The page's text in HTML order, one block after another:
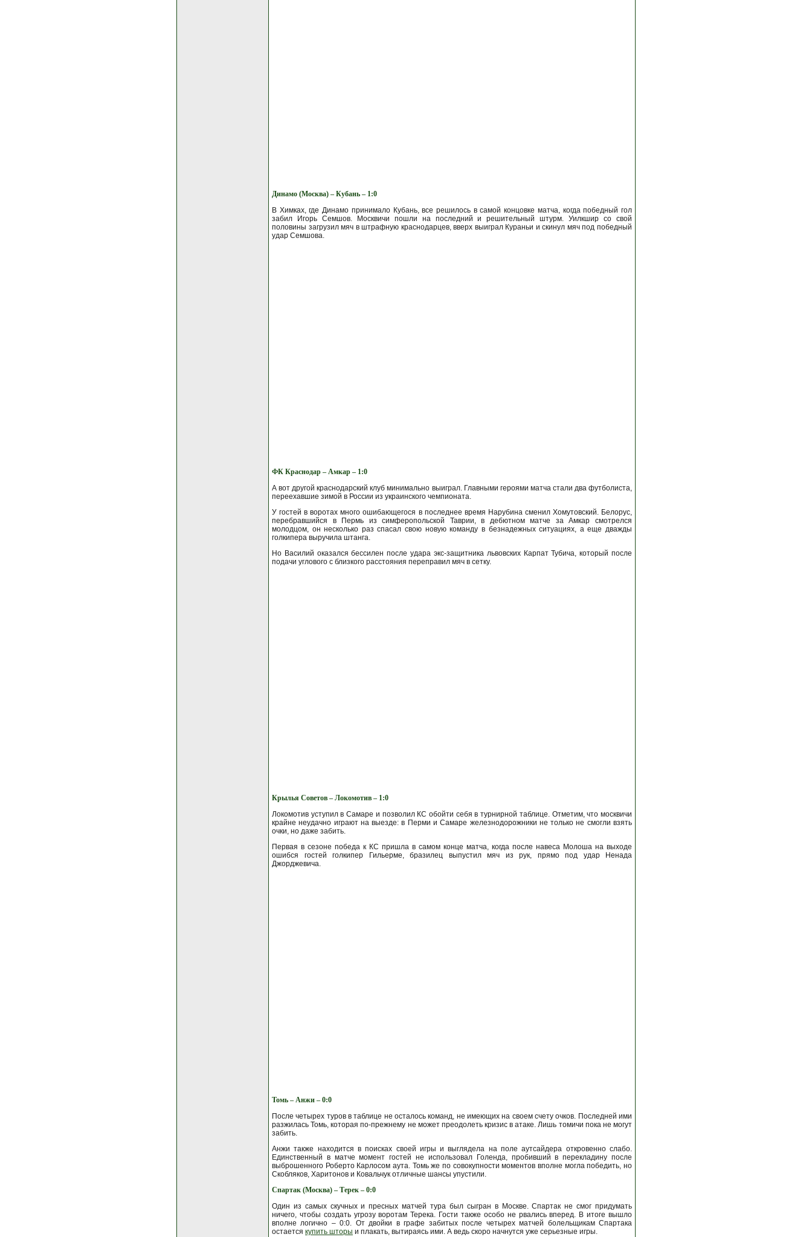
Динамо (Москва) – Кубань – 1:0
В Химках, где Динамо принимало Кубань, все решилось в самой концовке матча, когда победный гол
забил Игорь Семшов. Москвичи пошли на последний и решительный штурм. Уилкшир со свой
половины загрузил мяч в штрафную краснодарцев, вверх выиграл Кураньи и скинул мяч под победный
удар Семшова.
ФК Краснодар – Амкар – 1:0
А вот другой краснодарский клуб минимально выиграл. Главными героями матча стали два футболиста,
переехавшие зимой в России из украинского чемпионата.
У гостей в воротах много ошибающегося в последнее время Нарубина сменил Хомутовский. Белорус,
перебравшийся в Пермь из симферопольской Таврии, в дебютном матче за Амкар смотрелся
молодцом, он несколько раз спасал свою новую команду в безнадежных ситуациях, а еще дважды
голкипера выручила штанга.
Но Василий оказался бессилен после удара экс-защитника львовских Карпат Тубича, который после
подачи углового с близкого расстояния переправил мяч в сетку.
Крылья Советов – Локомотив – 1:0
Локомотив уступил в Самаре и позволил КС обойти себя в турнирной таблице. Отметим, что москвичи
крайне неудачно играют на выезде: в Перми и Самаре железнодорожники не только не смогли взять
очки, но даже забить.
Первая в сезоне победа к КС пришла в самом конце матча, когда после навеса Молоша на выходе
ошибся гостей голкипер Гильерме, бразилец выпустил мяч из рук, прямо под удар Ненада
Джорджевича.
Томь – Анжи – 0:0
После четырех туров в таблице не осталось команд, не имеющих на своем счету очков. Последней ими
разжилась Томь, которая по-прежнему не может преодолеть кризис в атаке. Лишь томичи пока не могут
забить.
Анжи также находится в поисках своей игры и выглядела на поле аутсайдера откровенно слабо.
Единственный в матче момент гостей не использовал Голенда, пробивший в перекладину после
выброшенного Роберто Карлосом аута. Томь же по совокупности моментов вполне могла победить, но
Скобляков, Харитонов и Ковальчук отличные шансы упустили.
Спартак (Москва) – Терек – 0:0
Один из самых скучных и пресных матчей тура был сыгран в Москве. Спартак не смог придумать
ничего, чтобы создать угрозу воротам Терека. Гости также особо не рвались вперед. В итоге вышло
вполне логично – 0:0. От двойки в графе забитых после четырех матчей болельщикам Спартака
остается купить шторы и плакать, вытираясь ими. А ведь скоро начнутся уже серьезные игры.